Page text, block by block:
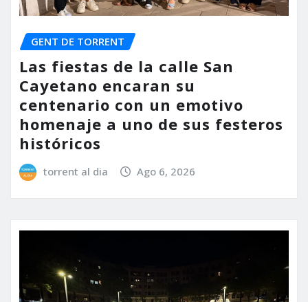
GENT DE TORRENT
Las fiestas de la calle San
Cayetano encaran su
centenario con un emotivo
homenaje a uno de sus festeros
históricos
torrent al dia Ago 6, 2026